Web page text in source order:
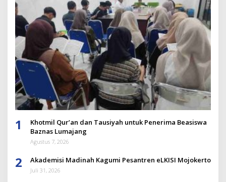
1
Khotmil Qur’an dan Tausiyah untuk Penerima Beasiswa
Baznas Lumajang
Agustus 7, 2026
2 Akademisi Madinah Kagumi Pesantren eLKISI Mojokerto
Juli 31, 2026